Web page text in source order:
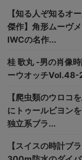
【知る人ぞ知るオ
傑作】角形ムーヴ
IWCの名作...
桂 歌丸 -男の肖像
ーウオッチVol.48-2
【爬虫類のウロコ
にトゥールビヨン
独立系ブラ...
【スイスの時計ブ